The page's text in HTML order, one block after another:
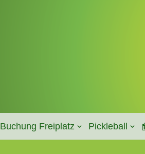
Buchung Freiplatz Pickleball